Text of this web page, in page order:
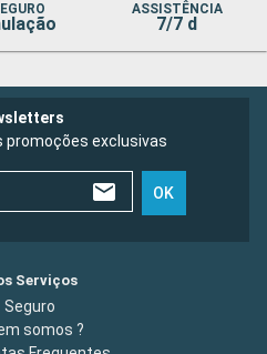
ASSISTÊNCIA
7/7 d
promoções exclusivas
OK
Serviços
Seguro
somos ?